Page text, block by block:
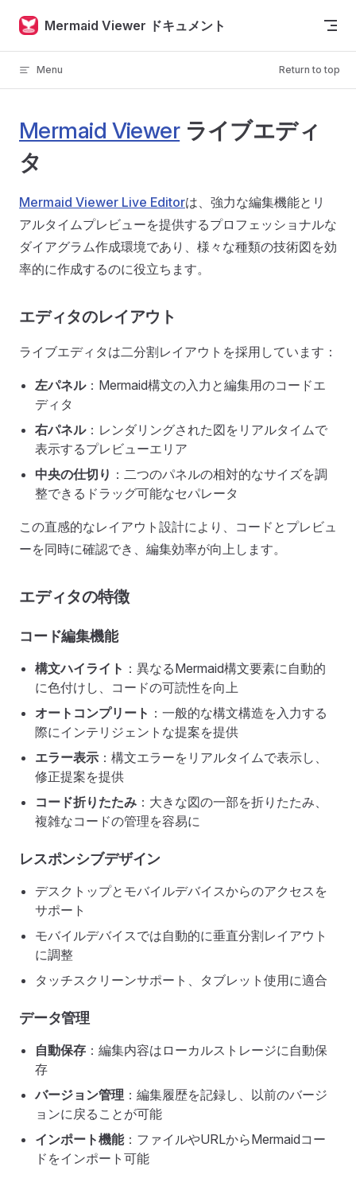
Skip to content
Mermaid Viewer ドキュメント
Menu Return to top
Mermaid Viewerライブエディ
タ
Mermaid Viewer Live Editorは、強力な編集機能とリ
アルタイムプレビューを提供するプロフェッショナルな
ダイアグラム作成環境であり、様々な種類の技術図を効
率的に作成するのに役立ちます。
エディタのレイアウト
ライブエディタは二分割レイアウトを採用しています：
左パネル：Mermaid構文の入力と編集用のコードエ
ディタ
右パネル：レンダリングされた図をリアルタイムで
表示するプレビューエリア
中央の仕切り ：二つのパネルの相対的なサイズを調
整できるドラッグ可能なセパレータ
この直感的なレイアウト設計により、コードとプレビュ
ーを同時に確認でき、編集効率が向上します。
エディタの特徴
コード編集機能
構文ハイライト ：異なるMermaid構文要素に自動的
に色付けし、コードの可読性を向上
オートコンプリート ：一般的な構文構造を入力する
際にインテリジェントな提案を提供
エラー表示 ：構文エラーをリアルタイムで表示し、
修正提案を提供
コード折りたたみ ：大きな図の一部を折りたたみ、
複雑なコードの管理を容易に
レスポンシブデザイン
デスクトップとモバイルデバイスからのアクセスを
サポート
モバイルデバイスでは自動的に垂直分割レイアウト
に調整
タッチスクリーンサポート、タブレット使用に適合
データ管理
自動保存 ：編集内容はローカルストレージに自動保
存
バージョン管理 ：編集履歴を記録し、以前のバージ
ョンに戻ることが可能
インポート機能：ファイルやURLからMermaidコー
ドをインポート可能